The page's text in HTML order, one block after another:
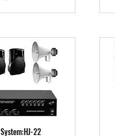
العرض السريع
System:HJ-22